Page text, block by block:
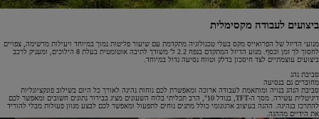
ביצועים לעבודה מקסימלית
מנועי הדיזל של הפרואייס מקס בעלי טכנולוגיה מתקדמת עם שיעור פליטות נמוך במיוחד ויעילות מרשימה, צפויים
לחסוך לך זמן וכסף. מנוע הדיזל המתקדם בנפח 2.2 ל' משודך לתיבה אוטומטית בעלת 8 הילוכים, ומעניק לרכב
ביצועים עוצמתיים לצד חיסכון בדלק וטווח נסיעה גדול במיוחד.
סביבת נהג
מחוברים גם בנסיעה
סביבת הנהג בנויה ומותאמת לעבודה ארוכה ומאפשרת לכם נוחות נהיגה לאורך כל היום בשילוב פונקציונליות
דיגיטלית עשירה. מסך ה-TFT, בגודל 10", הרב תכליתי בלוח השעונים מציג בבירור נתונים חשובים ומאפשר לכם
להתרכז בנהיגה. ההגה בעיצוב ארגונומי כולל מתגים נוחים לתפעול ומאפשר לכם לבצע מגוון פעולות מבלי להוריד
את הידיים מההגה.